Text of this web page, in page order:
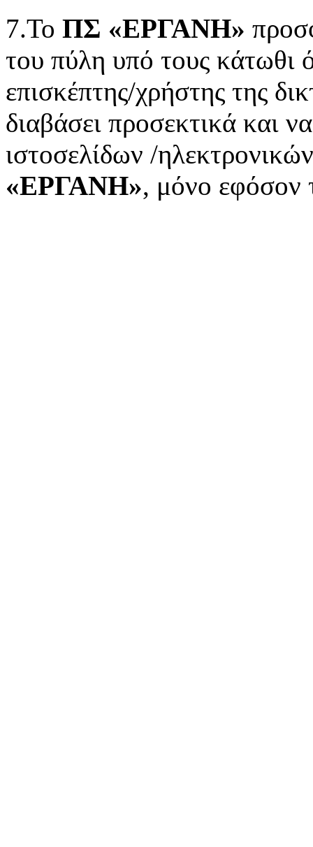
7.Το ΠΣ «ΕΡΓΑΝΗ»
του πύλη υπό τους κάτωθι
επισκέπτης/χρήστης της
διαβάσει προσεκτικά και
ιστοσελίδων /
«ΕΡΓΑΝΗ», μόνο εφόσον